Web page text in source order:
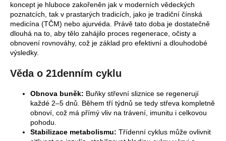
koncept je hluboce zakořeněn jak v moderních vědeckých
poznatcích, tak v prastarých tradicích, jako je tradiční čínská
medicína (TČM) nebo ajurvéda. Právě tato doba je dostatečně
dlouhá na to, aby tělo zahájilo proces regenerace, očisty a
obnovení rovnováhy, což je základ pro efektivní a dlouhodobé
výsledky.
Věda o 21denním cyklu
Obnova buněk: Buňky střevní sliznice se regenerují
každé 2–5 dnů. Během tří týdnů se tedy střeva kompletně
obnoví, což má přímý vliv na trávení, imunitu i celkovou
pohodu.
Stabilizace metabolismu: Třídenní cyklus může ovlivnit